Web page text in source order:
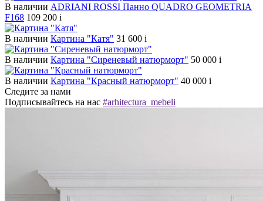
В наличии ADRIANI ROSSI Панно QUADRO GEOMETRIA
F168 109 200 i
В наличии Картина "Катя" 31 600 i
В наличии Картина "Сиреневый натюрморт" 50 000 i
В наличии Картина "Красный натюрморт" 40 000 i
Следите за нами
Подписывайтесь на нас #arhitectura_mebeli